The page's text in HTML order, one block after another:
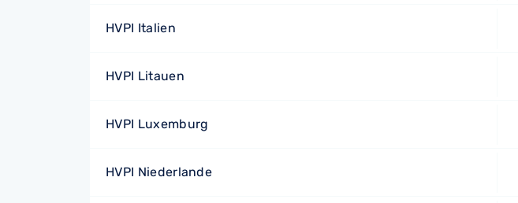
HVPI Italien
HVPI Litauen
HVPI Luxemburg
HVPI Niederlande